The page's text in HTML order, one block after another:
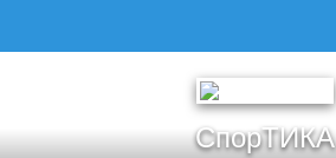
СпорТИКА